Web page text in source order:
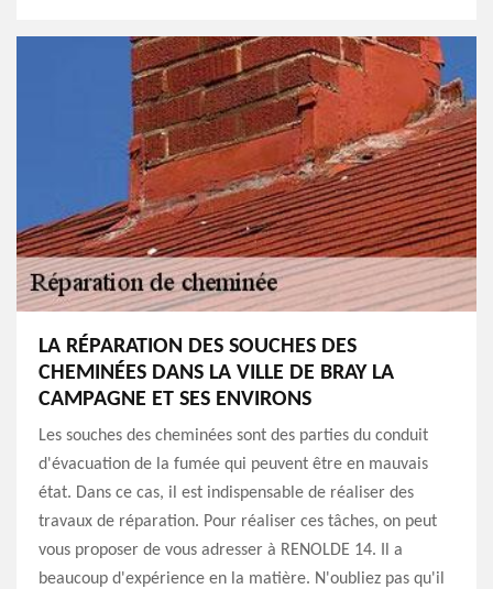
LA RÉPARATION DES SOUCHES DES
CHEMINÉES DANS LA VILLE DE BRAY LA
CAMPAGNE ET SES ENVIRONS
Les souches des cheminées sont des parties du conduit
d'évacuation de la fumée qui peuvent être en mauvais
état. Dans ce cas, il est indispensable de réaliser des
travaux de réparation. Pour réaliser ces tâches, on peut
vous proposer de vous adresser à RENOLDE 14. Il a
beaucoup d'expérience en la matière. N'oubliez pas qu'il